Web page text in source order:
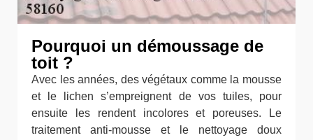
Pourquoi un démoussage de
toit ?
Avec les années, des végétaux comme la mousse
et le lichen s’empreignent de vos tuiles, pour
ensuite les rendent incolores et poreuses. Le
traitement anti-mousse et le nettoyage doux